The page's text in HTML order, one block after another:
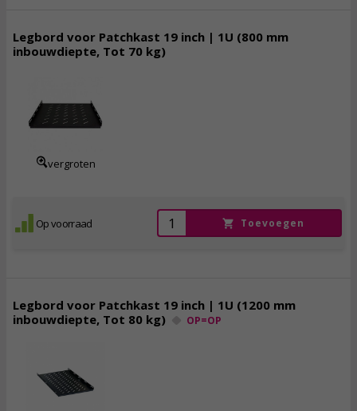
Legbord voor Patchkast 19 inch | 1U (800 mm
inbouwdiepte, Tot 70 kg)
vergroten
Op voorraad Toevoegen
Legbord voor Patchkast 19 inch | 1U (1200 mm
inbouwdiepte, Tot 80 kg)
OP=OP